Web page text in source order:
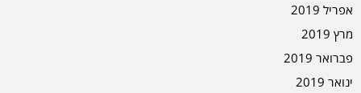
אפריל 2019
מרץ 2019
פברואר 2019
ינואר 2019